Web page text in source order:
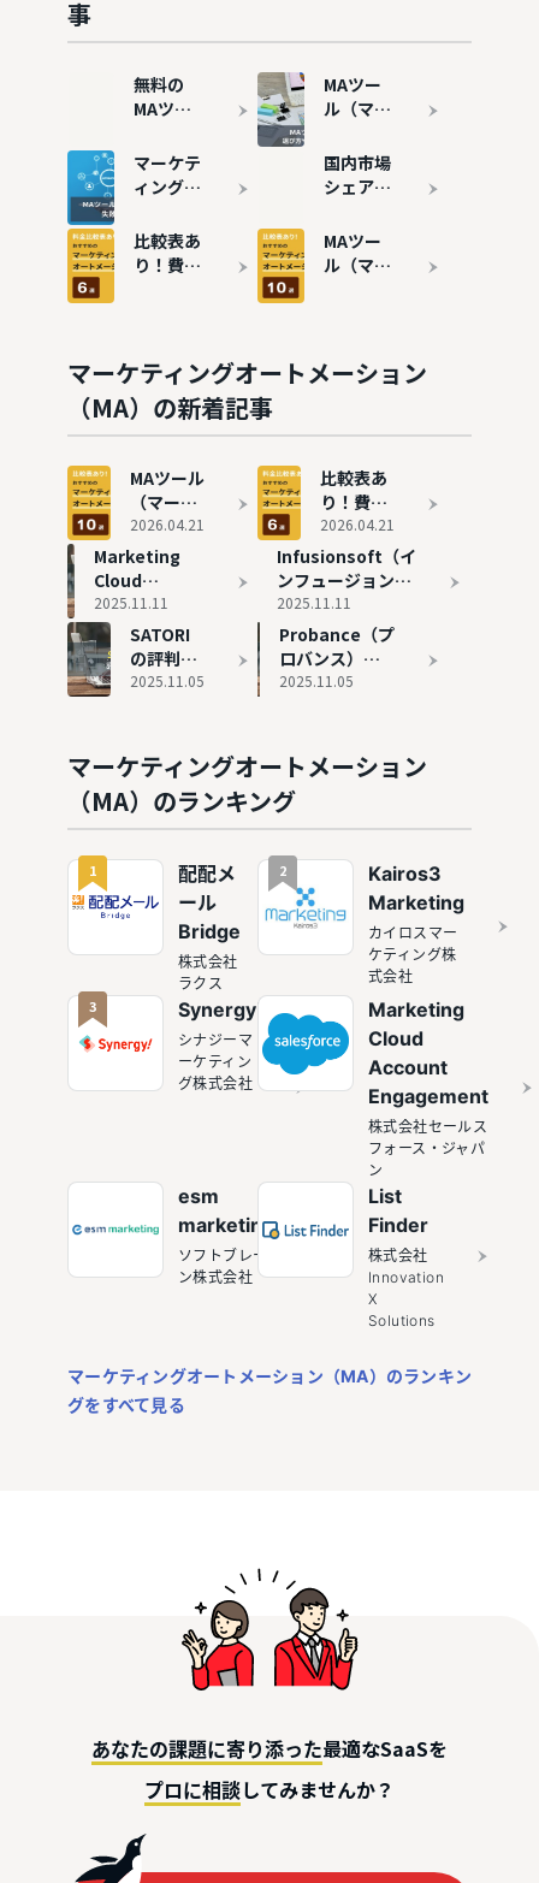
事
無料の
MAツー
ケティン
グオート
ン）7選
｜メリッ
トや注意
MAツー
ル（マー
グオート
メーショ
は？機能
やメリッ
ト・デメ
マーケテ
ィングオ
ションツ
ール
も解説
国内市場
シェア・
多いMA
ツール10
比較表あ
り！費用
ル6選を
紹介
MAツー
ル（マー
ン）おす
すめ10選
較
マーケティングオートメーション
（MA）の新着記事
MAツール
（マーケ
ティング
オートメ
ーショ
ン）おす
を徹底比
較
2026.04.21
比較表あ
り！費用
の安いお
すすめの
MAツール
6選を紹
2026.04.21
Marketing
Cloud
Account
Engagement
の評判と実態
2025.11.11
Infusionsoft（イ
ンフュージョンソ
フト）の評判と実
態
2025.11.11
SATORI
の評判と
実態
2025.11.05
Probance（プ
ロバンス）の
評判と実態
2025.11.05
マーケティングオートメーション
（MA）のランキング
1
配配メ
ール
Bridge
株式会社
ラクス
2
Kairos3
Marketing
カイロスマー
ケティング株
式会社
3 Synergy!
シナジーマ
ーケティン
グ株式会社
Marketing
Cloud
Account
Engagement
株式会社セールス
フォース・ジャパ
ン
esm
marketing
ソフトブレー
ン株式会社
List
Finder
株式会社
Innovation
X
Solutions
マーケティングオートメーション（MA）のランキン
グをすべて見る
あなたの課題に寄り添った最適なSaaSを
プロに相談してみませんか？